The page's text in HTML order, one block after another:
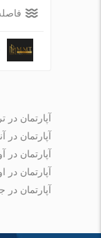
آپارتمان در
آپارتمان در
آپارتمان در
آپارتمان در
آپارتمان